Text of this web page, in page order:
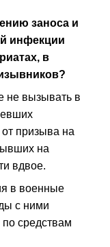
заноса и
инфекции
в
не вызывать в
призыва на
на
вдвое.
в военные
с ними
средствам